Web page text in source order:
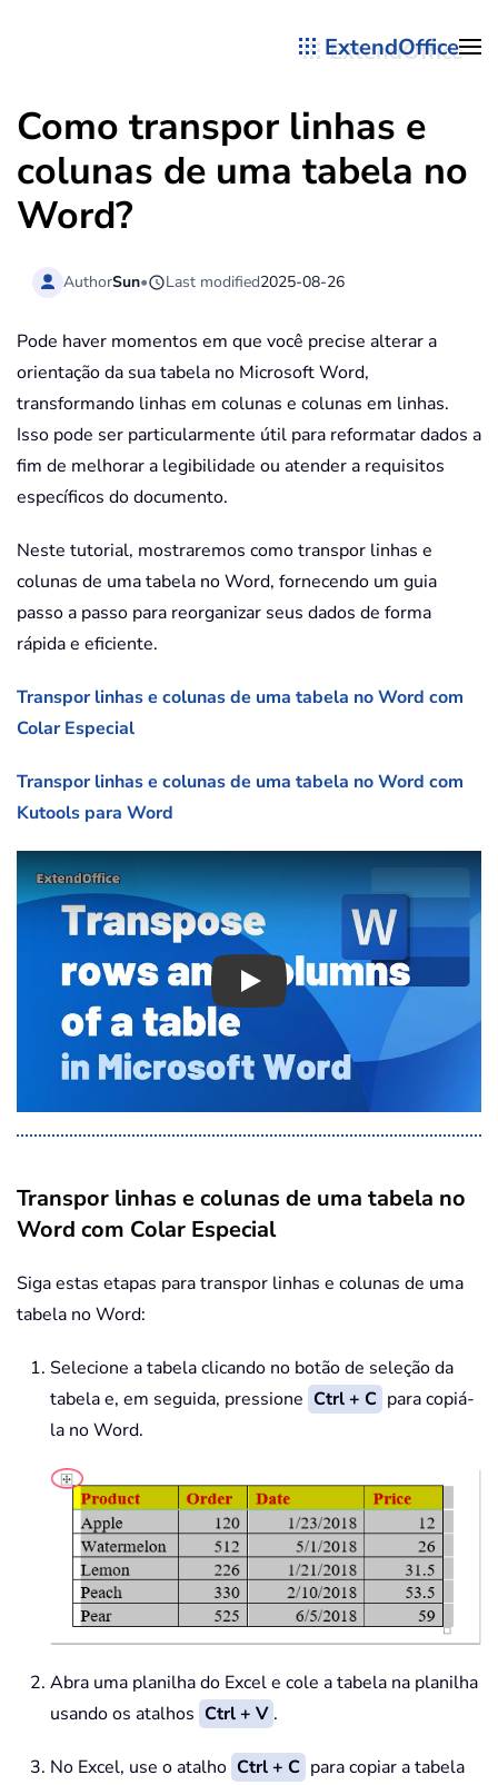
ExtendOffice
Como transpor linhas e
colunas de uma tabela no
Word?
AuthorSun• Last modified2025-08-26
Pode haver momentos em que você precise alterar a
orientação da sua tabela no Microsoft Word,
transformando linhas em colunas e colunas em linhas.
Isso pode ser particularmente útil para reformatar dados a
fim de melhorar a legibilidade ou atender a requisitos
específicos do documento.
Neste tutorial, mostraremos como transpor linhas e
colunas de uma tabela no Word, fornecendo um guia
passo a passo para reorganizar seus dados de forma
rápida e eficiente.
Transpor linhas e colunas de uma tabela no Word com
Colar Especial
Transpor linhas e colunas de uma tabela no Word com
Kutools para Word
Play
Transpor linhas e colunas de uma tabela no
Word com Colar Especial
Siga estas etapas para transpor linhas e colunas de uma
tabela no Word:
Selecione a tabela clicando no botão de seleção da
tabela e, em seguida, pressione Ctrl + C para copiá-
la no Word.
Abra uma planilha do Excel e cole a tabela na planilha
usando os atalhos Ctrl + V .
No Excel, use o atalho Ctrl + C para copiar a tabela